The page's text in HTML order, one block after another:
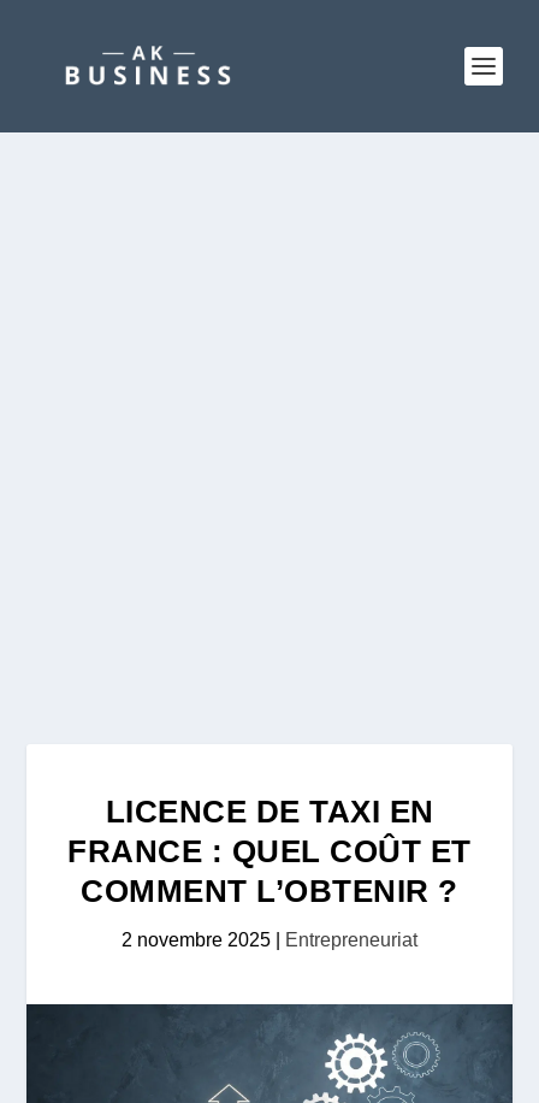
LICENCE DE TAXI EN
FRANCE : QUEL COÛT ET
COMMENT L’OBTENIR ?
2 novembre 2025 Entrepreneuriat